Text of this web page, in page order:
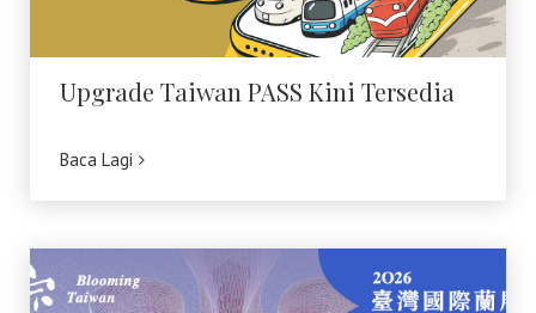
Upgrade Taiwan PASS Kini Tersedia
Baca Lagi